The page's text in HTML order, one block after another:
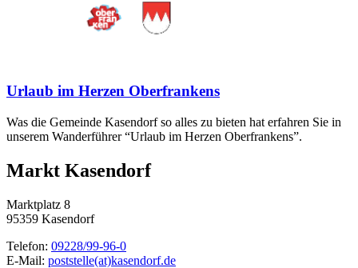
Urlaub im Herzen Oberfrankens
Was die Gemeinde Kasendorf so alles zu bieten hat erfahren Sie in
unserem Wanderführer “Urlaub im Herzen Oberfrankens”.
Markt Kasendorf
Marktplatz 8
95359 Kasendorf
Telefon: 09228/99-96-0
E-Mail: poststelle(at)kasendorf.de